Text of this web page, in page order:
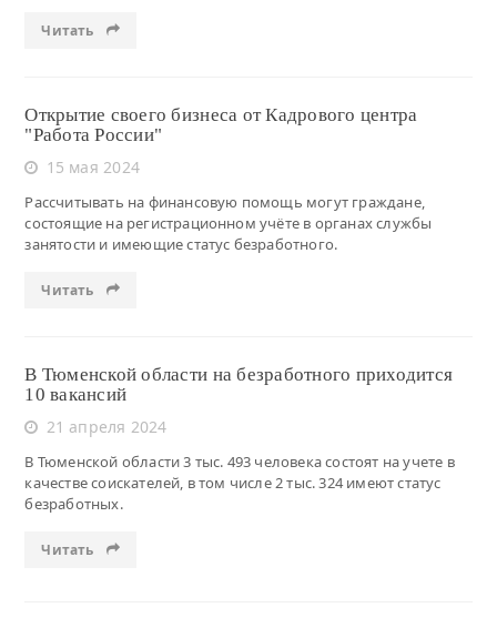
Читать
Открытие своего бизнеса от Кадрового центра
"Работа России"
15 мая 2024
Рассчитывать на финансовую помощь могут граждане,
состоящие на регистрационном учёте в органах службы
занятости и имеющие статус безработного.
Читать
В Тюменской области на безработного приходится
10 вакансий
21 апреля 2024
В Тюменской области 3 тыс. 493 человека состоят на учете в
качестве соискателей, в том числе 2 тыс. 324 имеют статус
безработных.
Читать